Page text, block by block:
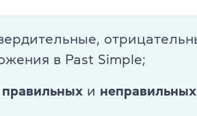
в Past Simple;
правильных и неправильных